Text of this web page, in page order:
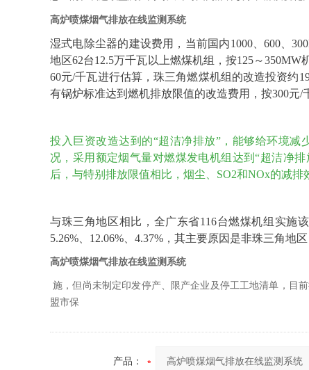
高炉喷煤烟气排放在线监测系统
湿式电除尘器的建设费用，当前国内1000、600、
地区62台12.5万千瓦以上燃煤机组，按125～350MW
60元/千瓦进行估算，珠三角燃煤机组的改造投资约
有锅炉标准达到燃机排放限值的改造费用，按300元/
投入巨资改造达到的“超洁净排放”，能够给环境减
况，采用额定烟气量对燃煤发电机组达到“超洁净
后，与特别排放限值相比，烟尘、SO2和NOx的减排
与珠三角地区相比，全广东省116台燃煤机组实施
5.26%、12.06%、4.37%，其主要原因是非珠三角地
高炉喷煤烟气排放在线监测系统
施，但尚未制定印发停产、限产企业及停工工地清单，目
盟市保
产品：